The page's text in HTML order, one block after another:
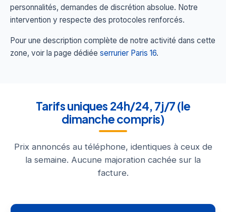
personnalités, demandes de discrétion absolue. Notre
intervention y respecte des protocoles renforcés.
Pour une description complète de notre activité dans cette
zone, voir la page dédiée serrurier Paris 16.
Tarifs uniques 24h/24, 7j/7 (le
dimanche compris)
Prix annoncés au téléphone, identiques à ceux de
la semaine. Aucune majoration cachée sur la
facture.